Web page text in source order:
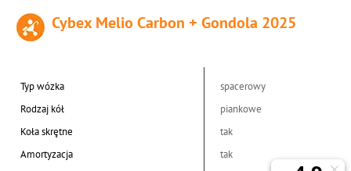
Cybex Melio Carbon + Gondola 2025
Typ wózka
spacerowy
Rodzaj kół
piankowe
Koła skrętne
tak
Amortyzacja
tak